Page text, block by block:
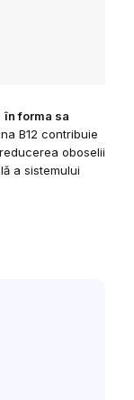
în forma sa
B12 contribuie
oboselii
a sistemului